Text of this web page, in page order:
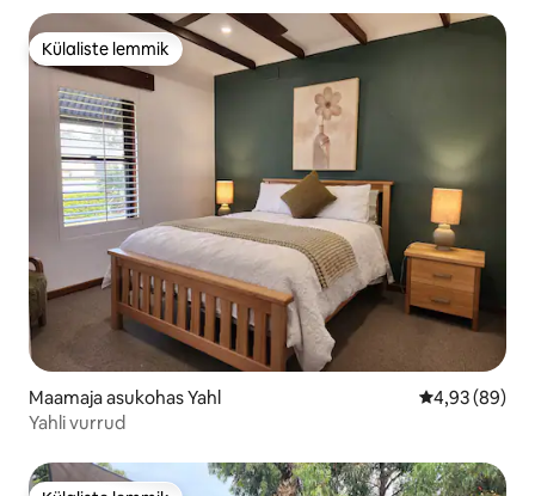
Külaliste lemmik
Külaliste lemmik
Maamaja asukohas Yahl Keskmine
4,93 (89)
Yahli vurrud